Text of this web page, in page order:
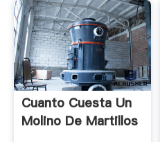
Cuanto Cuesta Un
Molino De Martillos